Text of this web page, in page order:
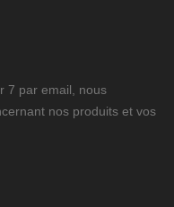
7 par email, nous
nos produits et vos